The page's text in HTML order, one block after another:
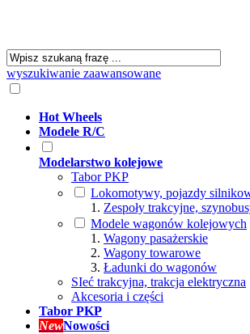
wyszukiwanie zaawansowane
Hot Wheels
Modele R/C
Modelarstwo kolejowe
Tabor PKP
Lokomotywy, pojazdy
Zespoły trakcyjne,
Modele wagonów kolejowych
Wagony pasażerskie
Wagony towarowe
Ładunki do wagonów
SIeć trakcyjna, trakcja elektryczna
Akcesoria i części
Tabor PKP
NewNowości